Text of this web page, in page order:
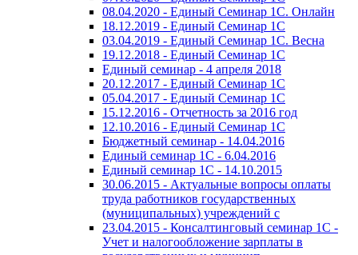
08.04.2020 - Единый Семинар 1С. Онлайн
18.12.2019 - Единый Семинар 1С
03.04.2019 - Единый Семинар 1С. Весна
19.12.2018 - Единый Семинар 1С
Единый семинар - 4 апреля 2018
20.12.2017 - Единый Семинар 1С
05.04.2017 - Единый Семинар 1С
15.12.2016 - Отчетность за 2016 год
12.10.2016 - Единый Семинар 1С
Бюджетный семинар - 14.04.2016
Единый семинар 1С - 6.04.2016
Единый семинар 1С - 14.10.2015
30.06.2015 - Актуальные вопросы оплаты
труда работников государственных
(муниципальных) учреждений с
23.04.2015 - Консалтинговый семинар 1С -
Учет и налогообложение зарплаты в